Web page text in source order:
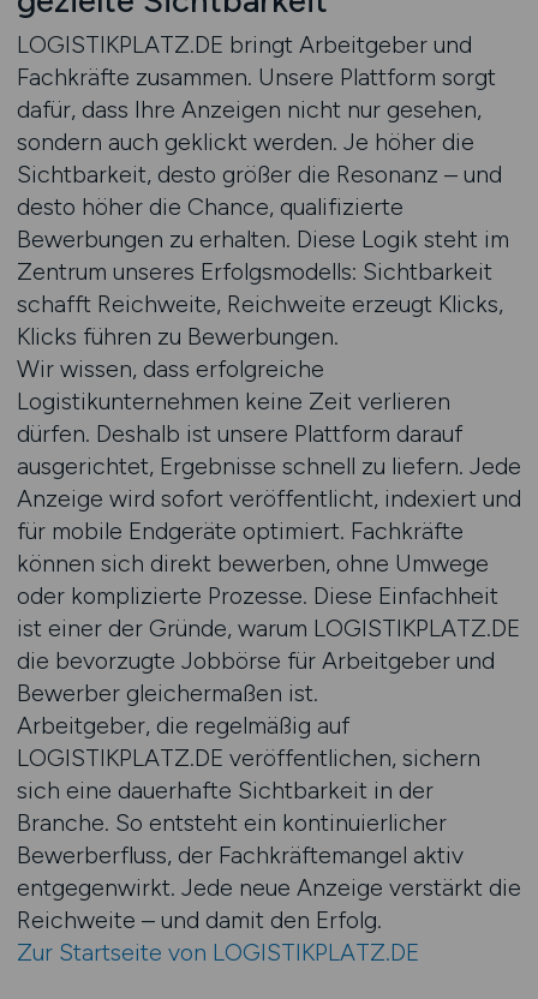
LOGISTIKPLATZ.DE bringt Arbeitgeber und
Fachkräfte zusammen. Unsere Plattform sorgt
dafür, dass Ihre Anzeigen nicht nur gesehen,
sondern auch geklickt werden. Je höher die
Sichtbarkeit, desto größer die Resonanz – und
desto höher die Chance, qualifizierte
Bewerbungen zu erhalten. Diese Logik steht im
Zentrum unseres Erfolgsmodells: Sichtbarkeit
schafft Reichweite, Reichweite erzeugt Klicks,
Klicks führen zu Bewerbungen.
Wir wissen, dass erfolgreiche
Logistikunternehmen keine Zeit verlieren
dürfen. Deshalb ist unsere Plattform darauf
ausgerichtet, Ergebnisse schnell zu liefern. Jede
Anzeige wird sofort veröffentlicht, indexiert und
für mobile Endgeräte optimiert. Fachkräfte
können sich direkt bewerben, ohne Umwege
oder komplizierte Prozesse. Diese Einfachheit
ist einer der Gründe, warum LOGISTIKPLATZ.DE
die bevorzugte Jobbörse für Arbeitgeber und
Bewerber gleichermaßen ist.
Arbeitgeber, die regelmäßig auf
LOGISTIKPLATZ.DE veröffentlichen, sichern
sich eine dauerhafte Sichtbarkeit in der
Branche. So entsteht ein kontinuierlicher
Bewerberfluss, der Fachkräftemangel aktiv
entgegenwirkt. Jede neue Anzeige verstärkt die
Reichweite – und damit den Erfolg.
Zur Startseite von LOGISTIKPLATZ.DE